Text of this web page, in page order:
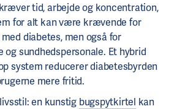
tid, arbejde og koncentration,
for alt kan være krævende for
diabetes, men også for
og sundhedspersonale. Et hybrid
system reducerer diabetesbyrden
mere fritid.
en kunstig bugspytkirtel kan